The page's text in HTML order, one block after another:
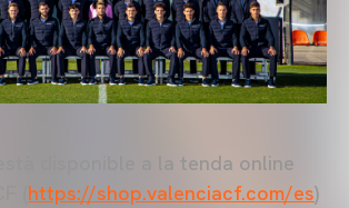
està disponible a la tenda online
https://shop.valenciacf.com/es)